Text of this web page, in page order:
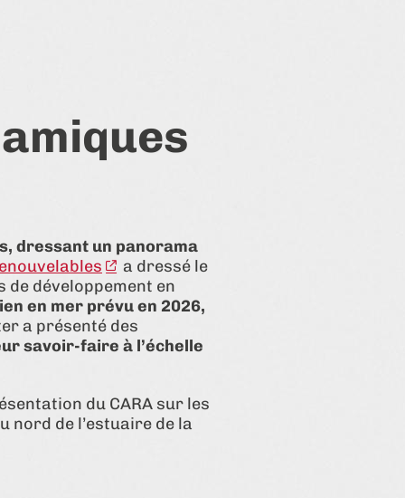
dressant un panorama
a dressé le
développement en
en mer prévu en 2026,
a présenté des
savoir-faire à l’échelle
du CARA sur les
nord de l’estuaire de la